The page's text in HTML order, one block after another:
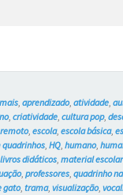
,aprendizado,atividade,
,criatividade,cultura pop,
,escola,escola básica,
,HQ,humano,
livros didáticos,material escolar
,professores,quadrinho
gato,trama,visualização,